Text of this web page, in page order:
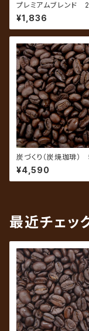
プレミアムブレンド
20杯分）
¥1,836
炭づくり（炭焼珈琲）
50杯分）
¥4,590
最近チェッ